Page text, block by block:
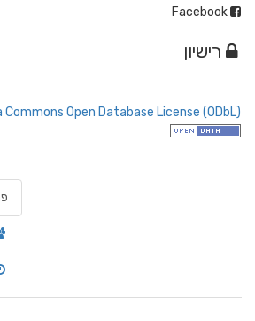
רישיון
Commons Open Database License (ODbL)